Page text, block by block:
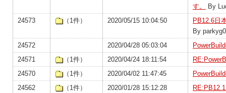
す。
By
24573
（1件） 2020/05/15 10:04:50
PB12.6日
By
24572
2020/04/28 05:03:04
24571
（1件） 2020/04/24 18:11:54
24570
（1件） 2020/04/02 11:47:45
24562
（1件） 2020/01/28 15:12:28